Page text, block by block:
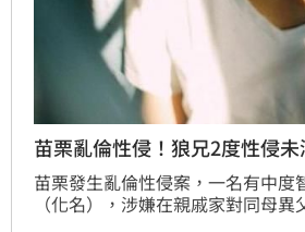
苗栗亂倫性侵！狼兄2度性侵
苗栗發生亂倫性侵案，一名有中度
（化名），涉嫌在親戚家對同母